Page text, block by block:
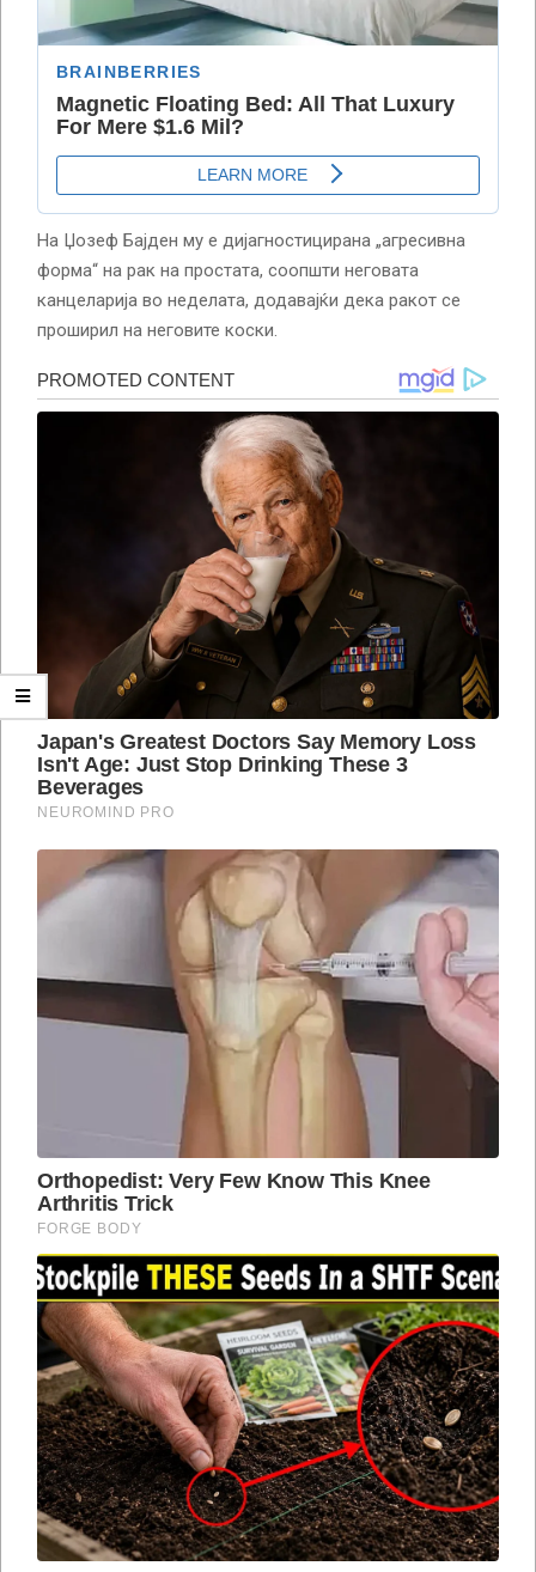
На Џозеф Бајден му е дијагностицирана „агресивна
форма“ на рак на простата, соопшти неговата
канцеларија во неделата, додавајќи дека ракот се
проширил на неговите коски.